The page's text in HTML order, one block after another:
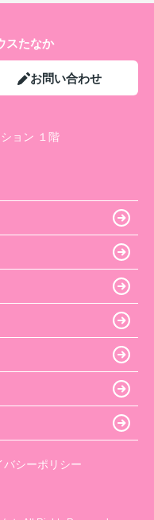
スたなか
お問い合わせ
ョン １階
バシーポリシー